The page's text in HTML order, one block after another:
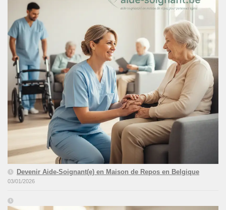
Devenir Aide-Soignant(e) en Maison de Repos en Belgique
03/01/2026